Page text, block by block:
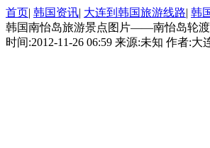
首页| 韩国资讯| 大连到韩国旅游线路| 韩
韩国南怡岛旅游景点图片——南怡岛轮
时间:2012-11-26 06:59 来源:未知 作者:大